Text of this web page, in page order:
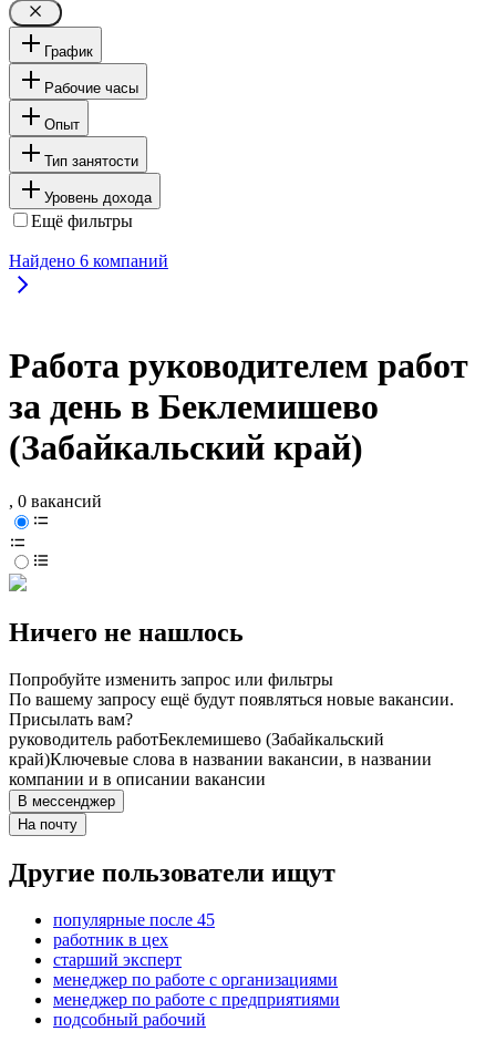
График
Рабочие часы
Опыт
Тип занятости
Уровень дохода
Ещё фильтры
Найдено 6 компаний
Работа руководителем работ
за день в Беклемишево
(Забайкальский край)
, 0 вакансий
Ничего не нашлось
Попробуйте изменить запрос или фильтры
По вашему запросу ещё будут появляться новые вакансии.
Присылать вам?
руководитель работБеклемишево (Забайкальский
край)Ключевые слова в названии вакансии, в названии
компании и в описании вакансии
В мессенджер
На почту
Другие пользователи ищут
популярные после 45
работник в цех
старший эксперт
менеджер по работе с организациями
менеджер по работе с предприятиями
подсобный рабочий